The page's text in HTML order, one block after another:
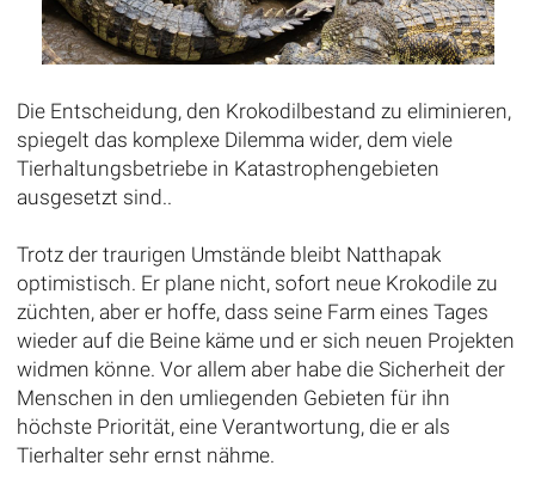
Die Entscheidung, den Krokodilbestand zu eliminieren,
spiegelt das komplexe Dilemma wider, dem viele
Tierhaltungsbetriebe in Katastrophengebieten
ausgesetzt sind..
Trotz der traurigen Umstände bleibt Natthapak
optimistisch. Er plane nicht, sofort neue Krokodile zu
züchten, aber er hoffe, dass seine Farm eines Tages
wieder auf die Beine käme und er sich neuen Projekten
widmen könne. Vor allem aber habe die Sicherheit der
Menschen in den umliegenden Gebieten für ihn
höchste Priorität, eine Verantwortung, die er als
Tierhalter sehr ernst nähme.